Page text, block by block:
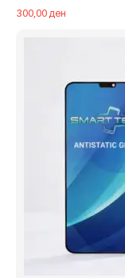
300,00ден